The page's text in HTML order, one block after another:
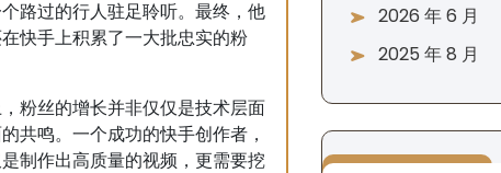
路过的行人驻足聆听。最终，他
快手上积累了一大批忠实的粉
粉丝的增长并非仅仅是技术层面
共鸣。一个成功的快手创作者，
制作出高质量的视频，更需要挖
2026 年 6 月
2025 年 8 月